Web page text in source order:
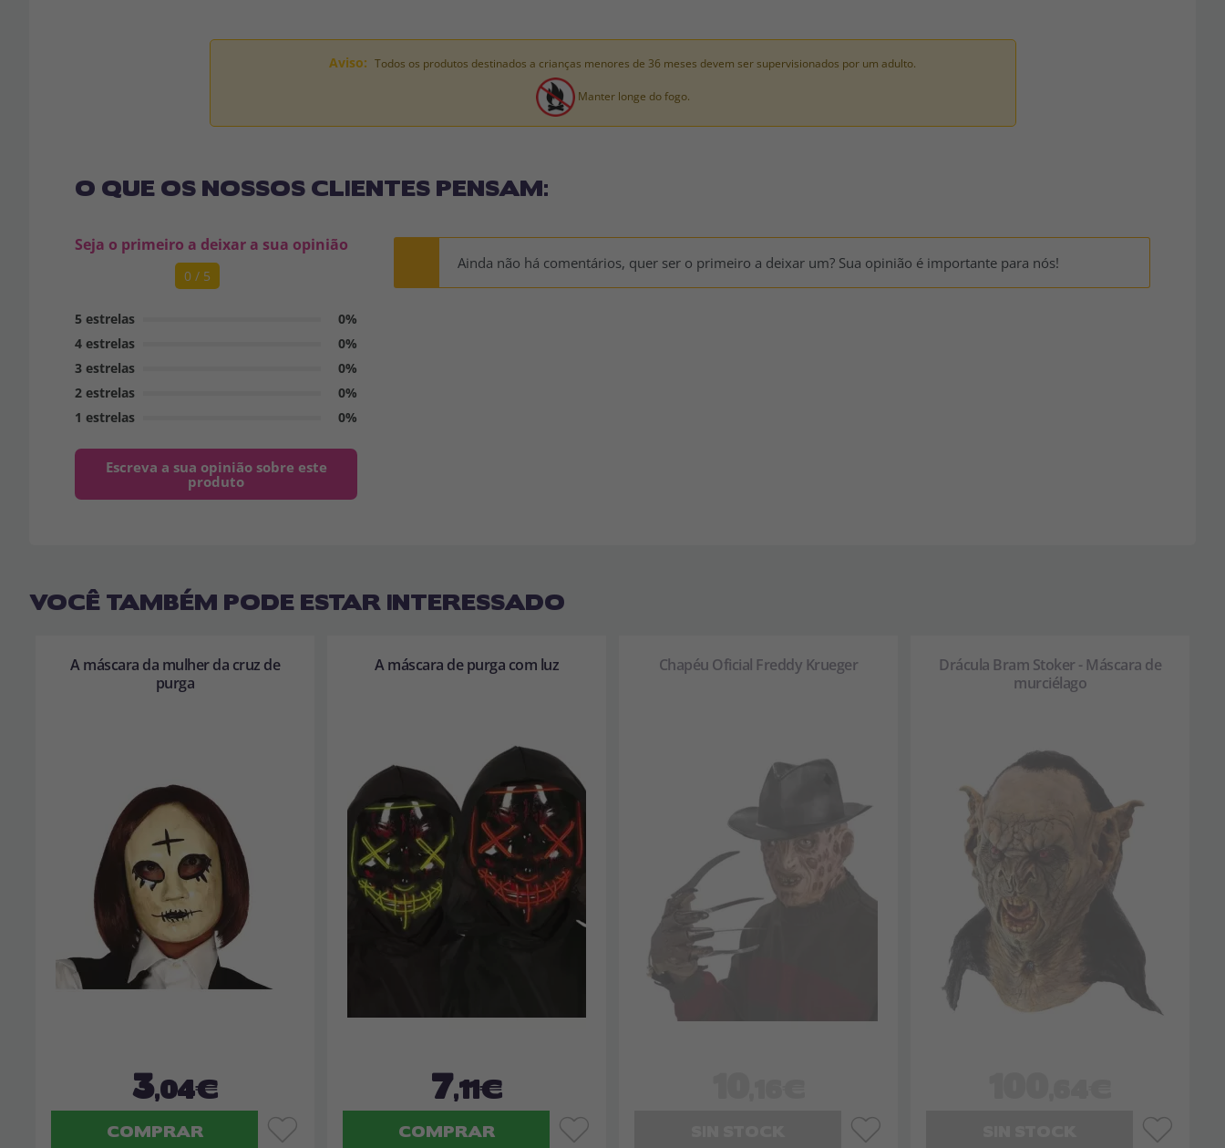
Aviso: Todos os produtos destinados a crianças menores de 36 meses devem ser supervisionados por um adulto.
Manter longe do fogo.
O QUE OS NOSSOS CLIENTES PENSAM:
Seja o primeiro a deixar a sua opinião
0 / 5
5 estrelas
0%
4 estrelas
0%
3 estrelas
0%
2 estrelas
0%
1 estrelas
0%
Escreva a sua opinião sobre este
produto
Ainda não há comentários, quer ser o primeiro a deixar um? Sua opinião é importante para nós!
VOCÊ TAMBÉM PODE ESTAR INTERESSADO
A máscara da mulher da cruz de
purga
3,04€
COMPRAR
A máscara de purga com luz
7,11€
COMPRAR
Chapéu Oficial Freddy Krueger
Drácula Bram Stoker - Máscara de
murciélago